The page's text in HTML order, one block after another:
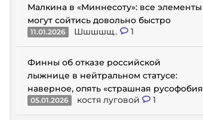
Малкина в «Миннесоту»: все элементы
могут сойтись довольно быстро
11.01.2026 Шшшшщ.. 1
Финны об отказе российской
лыжнице в нейтральном статусе:
наверное, опять «страшная русофобия
05.01.2026 костя луговой 1